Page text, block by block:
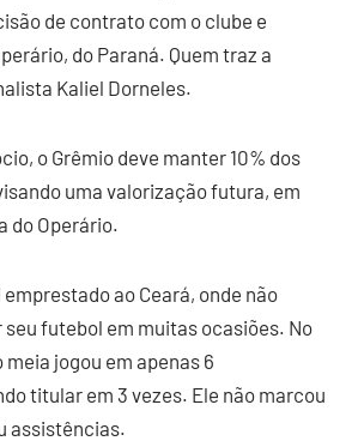
de contrato com o clube e
do Paraná. Quem traz a
Kaliel Dorneles.
o Grêmio deve manter 10% dos
uma valorização futura, em
do Operário.
ao Ceará, onde não
futebol em muitas ocasiões. No
jogou em apenas 6
titular em 3 vezes. Ele não marcou
assistências.